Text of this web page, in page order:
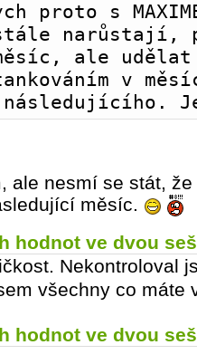
proto s
narůstají,
ale
v
následujícího.
ale nesmí se stát,
měsíc.
hodnot ve dvou
Nekontroloval
všechny co máte
hodnot ve dvou